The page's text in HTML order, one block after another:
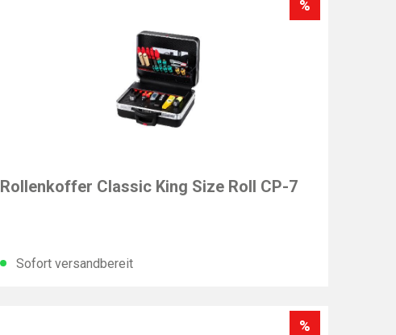
%
Rollenkoffer Classic King Size Roll CP-7
Sofort versandbereit
%